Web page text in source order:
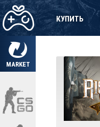
MARKET
КУПИТЬ